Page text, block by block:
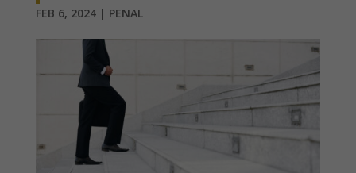
FEB 6, 2024| PENAL